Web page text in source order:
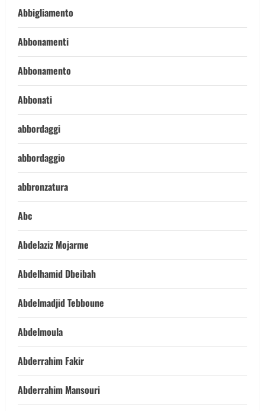
Abbigliamento
Abbonamenti
Abbonamento
Abbonati
abbordaggi
abbordaggio
abbronzatura
Abc
Abdelaziz Mojarme
Abdelhamid Dbeibah
Abdelmadjid Tebboune
Abdelmoula
Abderrahim Fakir
Abderrahim Mansouri